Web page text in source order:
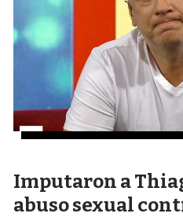
Imputaron a
abuso sexual